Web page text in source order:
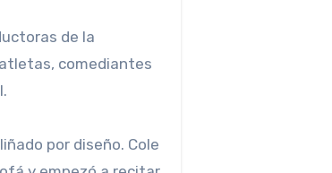
de la
comediantes
por diseño. Cole